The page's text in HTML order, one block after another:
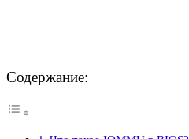
Содержание: